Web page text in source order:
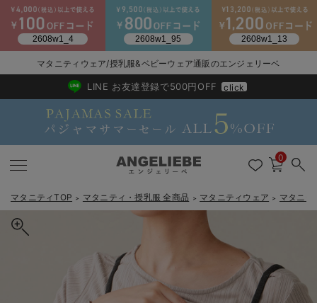
戻る
マタニティ ワンピース
戻る
マタニティ 下着・インナー全て
授乳ブラ・マタニティブラ（マタニティインナー・産後用品）
戻る
戻る
マタニティ フォーマル全て
戻る
妊婦用 抱き枕・授乳クッション
戻る
マタニティレッグウェア全て
マタニティストッキング・タイツ
戻る
マタニティ ボディケア全て
戻る
【アウトレット】ワンピース
戻る
戻る
送料無料アイテム全て
ワンピース
ブラキャミ おまとめ
【37周年祭セール】
【37周年祭セール】
気温差別オススメア
【15℃】3月下旬～
動きやすく着回しで
強撚スムース(コス
マタニティウェア
【おまとめ割】パジ
こだわりの履き心地
カジュアル
ジャケット派
出産準備応援割全て
マタニティパジャマ
【オフィスカジュア
レギンスタイプ
【フォーマル】ワン
【ベビー】長袖
ハンカチ
快適ウェア10%OFF
春のマタニティワン
セットアップ・ レイ
Gift Selection 出産
〜3,000円（税込）
冬の冷え対策インナ
薄くてあったか
入院準備の持ち物チ
入院してすぐ使うグ
冬のあったか特集全て
【冬のあったか特集
マタニティウェア/授乳服&ベビーウェア通販のエンジェリーベ
2026/NewArrival
送料495円(一部地域を除く) 7,700円以上で送料無料
LINE お友達登録で500円OFF click
0
マタニティTOP ＞ マタニティ・授乳服 全商品 ＞ マタニティウェア ＞ マタニテ